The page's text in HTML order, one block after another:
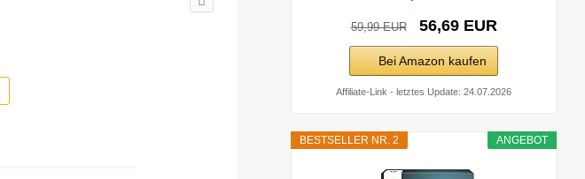
59,99 EUR 56,69 EUR
Bei Amazon kaufen
Affiliate-Link - letztes Update: 24.07.2026
ANGEBOT
BESTSELLER NR. 2